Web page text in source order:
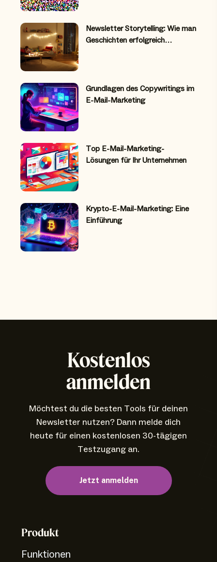
Newsletter Storytelling: Wie man
Geschichten erfolgreich…
Grundlagen des Copywritings im
E-Mail-Marketing
Top E-Mail-Marketing-
Lösungen für Ihr Unternehmen
Krypto-E-Mail-Marketing: Eine
Einführung
Kostenlos
anmelden
Möchtest du die besten Tools für deinen
Newsletter nutzen? Dann melde dich
heute für einen kostenlosen 30-tägigen
Testzugang an.
Jetzt anmelden
Produkt
Funktionen